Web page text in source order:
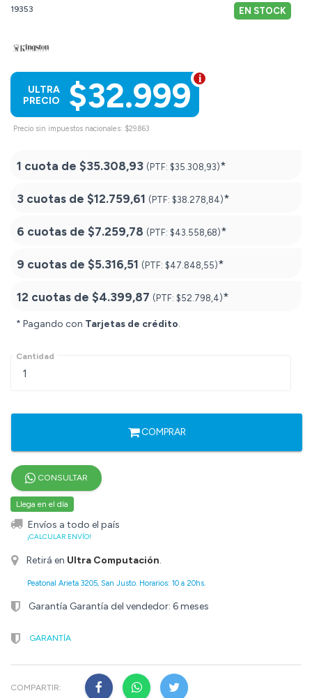
19353 EN STOCK
$32.999
ULTRA
PRECIO
Precio sin impuestos nacionales: $29.863
1 cuota de $35.308,93 (PTF: $35.308,93)*
3 cuotas de $12.759,61 (PTF: $38.278,84)*
6 cuotas de $7.259,78 (PTF: $43.558,68)*
9 cuotas de $5.316,51 (PTF: $47.848,55)*
12 cuotas de $4.399,87 (PTF: $52.798,4)*
* Pagando con Tarjetas de crédito.
Cantidad
COMPRAR
CONSULTAR
Llega en el día
Envíos a todo el país
¡CALCULAR ENVÍO!
Retirá en Ultra Computación.
Peatonal Arieta 3205, San Justo. Horarios: 10 a 20hs.
Garantía Garantía del vendedor: 6 meses
GARANTÍA
COMPARTIR: